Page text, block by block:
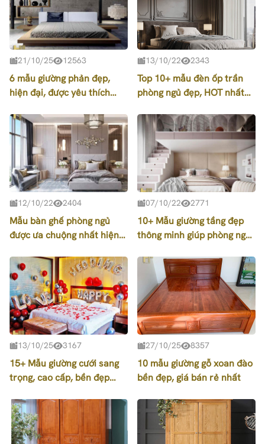
21/10/25 12563
6 mẫu giường phản đẹp,
hiện đại, được yêu thích
13/10/22 2343
Top 10+ mẫu đèn ốp trần
phòng ngủ đẹp, HOT nhất
12/10/22 2404
Mẫu bàn ghế phòng ngủ
được ưa chuộng nhất hiện
07/10/22 2771
10+ Mẫu giường tầng đẹp
thông minh giúp phòng ngủ
13/10/25 3167
15+ Mẫu giường cưới sang
trọng, cao cấp, bền đẹp
27/10/25 8357
10 mẫu giường gỗ xoan đào
bền đẹp, giá bán rẻ nhất